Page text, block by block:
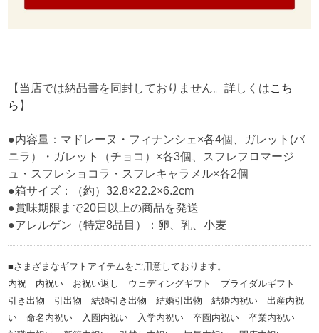
【当店では納品書を同封しておりません。詳しくはこち
ら 】
●内容量：マドレーヌ・フィナンシェ×各4個、ガレット(バ
ニラ）・ガレット（チョコ）×各3個、スフレフロマージ
ュ・スフレショコラ・スフレキャラメル×各2個
●箱サイズ：（約）32.8×22.2×6.2cm
●賞味期限まで20日以上の商品を発送
●アレルゲン（特定8品目）：卵、乳、小麦
■さまざまなギフトアイテムをご用意しております。
内祝 内祝い お祝い返し ウェディングギフト ブライダルギフト
引き出物 引出物 結婚引き出物 結婚引出物 結婚内祝い 出産内祝
い 命名内祝い 入園内祝い 入学内祝い 卒園内祝い 卒業内祝い